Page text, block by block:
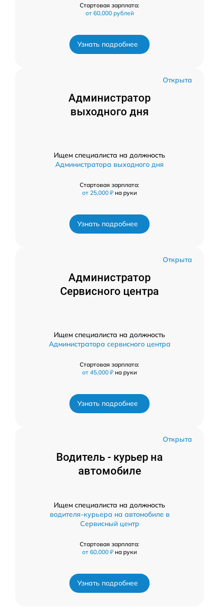
Стартовая зарплата:
от 60,000 рублей
Узнать подробнее
Открыта
Администратор
выходного дня
Ищем специалиста на должность
Администратора выходного дня
Стартовая зарплата:
от 25,000 ₽ на руки
Узнать подробнее
Открыта
Администратор
Сервисного центра
Ищем специалиста на должность
Администратора сервисного центра
Стартовая зарплата:
от 45,000 ₽ на руки
Узнать подробнее
Открыта
Водитель - курьер на
автомобиле
Ищем специалиста на должность
водителя-курьера на автомобиле в
Сервисный центр
Стартовая зарплата:
от 60,000 ₽ на руки
Узнать подробнее